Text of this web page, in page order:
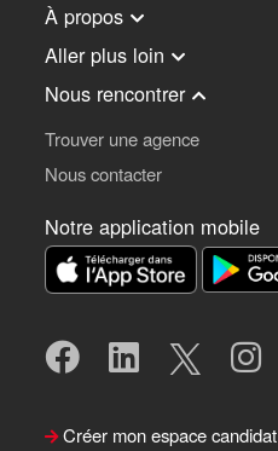
À propos
Aller plus loin
Nous rencontrer
Trouver une agence
Nous contacter
Notre application mobile
Créer mon espace candidat